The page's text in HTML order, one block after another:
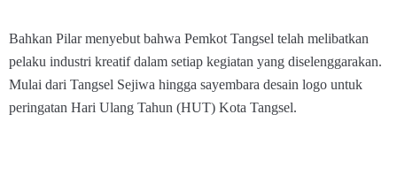
Bahkan Pilar menyebut bahwa Pemkot Tangsel telah melibatkan
pelaku industri kreatif dalam setiap kegiatan yang diselenggarakan.
Mulai dari Tangsel Sejiwa hingga sayembara desain logo untuk
peringatan Hari Ulang Tahun (HUT) Kota Tangsel.